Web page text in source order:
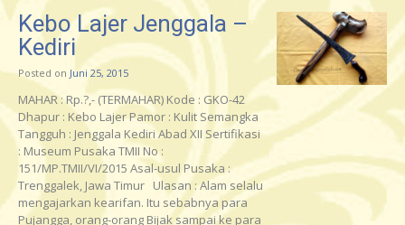
Kebo Lajer Jenggala –
Kediri
Posted on Juni 25, 2015
MAHAR : Rp.?,- (TERMAHAR) Kode : GKO-42
Dhapur : Kebo Lajer Pamor : Kulit Semangka
Tangguh : Jenggala Kediri Abad XII Sertifikasi
: Museum Pusaka TMII No :
151/MP.TMII/VI/2015 Asal-usul Pusaka :
Trenggalek, Jawa Timur Ulasan : Alam selalu
mengajarkan kearifan. Itu sebabnya para
Pujangga, orang-orang Bijak sampai ke para